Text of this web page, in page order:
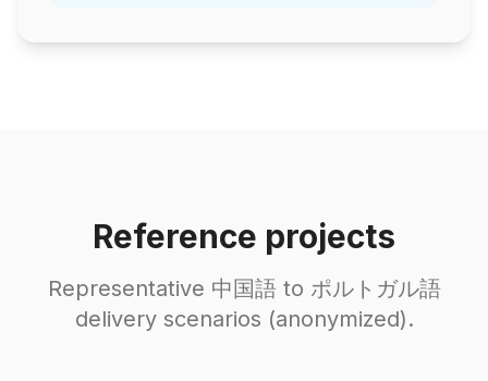
Reference projects
Representative 中国語 to ポルトガル語
delivery scenarios (anonymized).